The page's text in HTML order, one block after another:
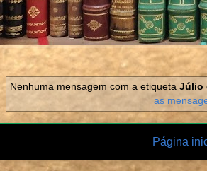
Nenhuma mensagem com a etiquetaJúlio
as
Página